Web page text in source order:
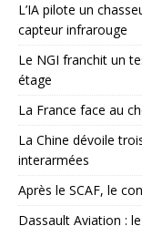
L’IA pilote un
capteur infrarouge
Le NGI franchit un
étage
La France face au
La Chine dévoile
interarmées
Après le SCAF, le
Dassault Aviation :